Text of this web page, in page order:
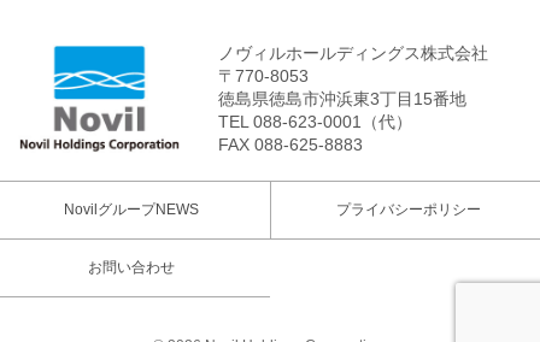
ノヴィルホールディングス株式会社
〒770-8053
徳島県徳島市沖浜東3丁目15番地
TEL 088-623-0001（代）
FAX 088-625-8883
NovilグループNEWS プライバシーポリシー
お問い合わせ